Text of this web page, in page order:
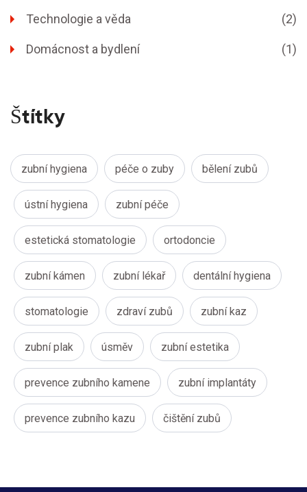
Technologie a věda (2)
Domácnost a bydlení (1)
Štítky
zubní hygiena péče o zuby bělení zubů
ústní hygiena zubní péče
estetická stomatologie ortodoncie
zubní kámen zubní lékař dentální hygiena
stomatologie zdraví zubů zubní kaz
zubní plak úsměv zubní estetika
prevence zubního kamene zubní implantáty
prevence zubního kazu čištění zubů